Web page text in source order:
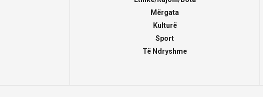
Mërgata
Kulturë
Sport
Të Ndryshme